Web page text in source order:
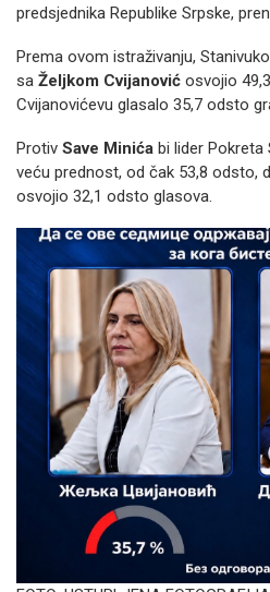
predsjednika Republike Srpske,
Prema ovom istraživanju,
sa Željkom Cvijanović osvojio
Cvijanovićevu glasalo 35,7 odsto
Protiv Save Minića bi lider Pokreta
veću prednost, od čak 53,8 odsto,
osvojio 32,1 odsto glasova.